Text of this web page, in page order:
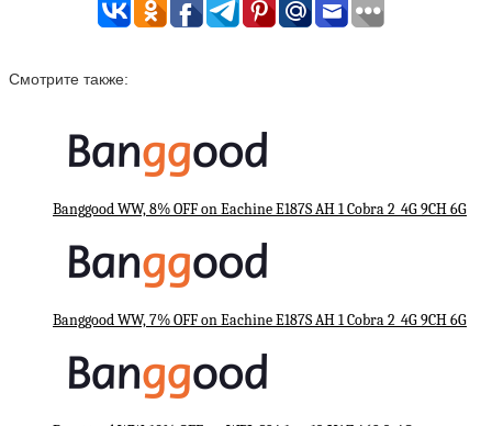
Смотрите также:
Banggood WW, 8% OFF on Eachine E187S AH 1 Cobra 2_4G 9CH 6G
Banggood WW, 7% OFF on Eachine E187S AH 1 Cobra 2_4G 9CH 6G